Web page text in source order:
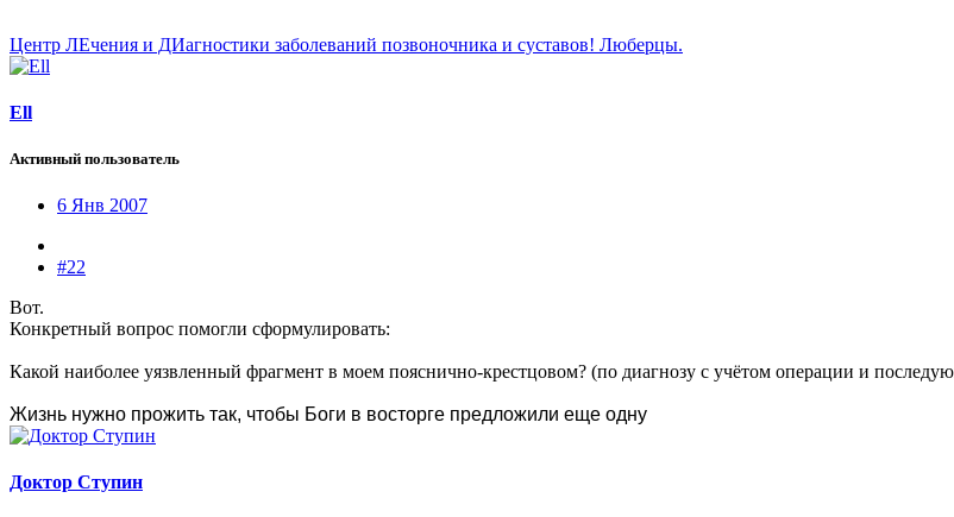
Центр ЛЕчения и ДИагностики заболеваний позвоночника и суставов! Люберцы.
Ell
Активный пользователь
6 Янв 2007
#22
Вот.
Конкретный вопрос помогли сформулировать:
Какой наиболее уязвленный фрагмент в моем пояснично-крестцовом? (по диагнозу с учётом операции и
Жизнь нужно прожить так, чтобы Боги в восторге предложили еще одну
Доктор Ступин